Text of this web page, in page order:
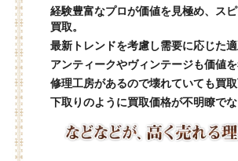
経験豊富なプロが価値を見極め、ス
買取。
最新トレンドを考慮し需要に応じた適
アンティークやヴィンテージも価値を
修理工房があるので壊れていても買取
下取りのように買取価格が不明瞭でな